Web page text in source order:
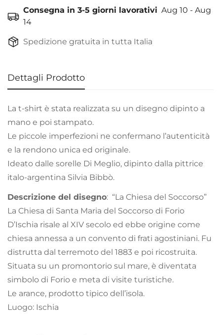
Consegna in 3-5 giorni lavorativi Aug 10 - Aug
14
Spedizione gratuita in tutta Italia
Dettagli Prodotto
La t-shirt è stata realizzata su un disegno dipinto a
mano e poi stampato.
Le piccole imperfezioni ne confermano l’autenticità
e la rendono unica ed originale.
Ideato dalle sorelle Di Meglio, dipinto dalla pittrice
italo-argentina Silvia Bibbò.
Descrizione del disegno: “La Chiesa del Soccorso”
La Chiesa di Santa Maria del Soccorso di Forio
D’Ischia risale al XIV secolo ed ebbe origine come
chiesa annessa a un convento di frati agostiniani. Fu
distrutta dal terremoto del 1883 e poi ricostruita.
Situata su un promontorio sul mare, è diventata
simbolo di Forio e meta di visite turistiche.
Le arance, prodotto tipico dell’isola.
Luogo: Ischia